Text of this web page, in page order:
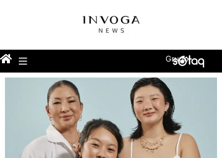
Grupo